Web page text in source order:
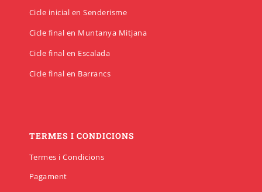
Cicle inicial en Senderisme
Cicle final en Muntanya Mitjana
Cicle final en Escalada
Cicle final en Barrancs
TERMES I CONDICIONS
Termes i Condicions
Pagament